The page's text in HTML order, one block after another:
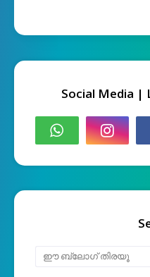
Social Media |